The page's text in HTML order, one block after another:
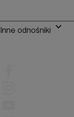
Inne odnośniki keyboard_arrow_down